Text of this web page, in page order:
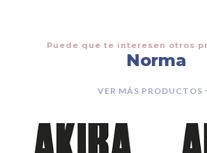
Puede que te interesen otros
Norma
VER MÁS PRODUCTOS